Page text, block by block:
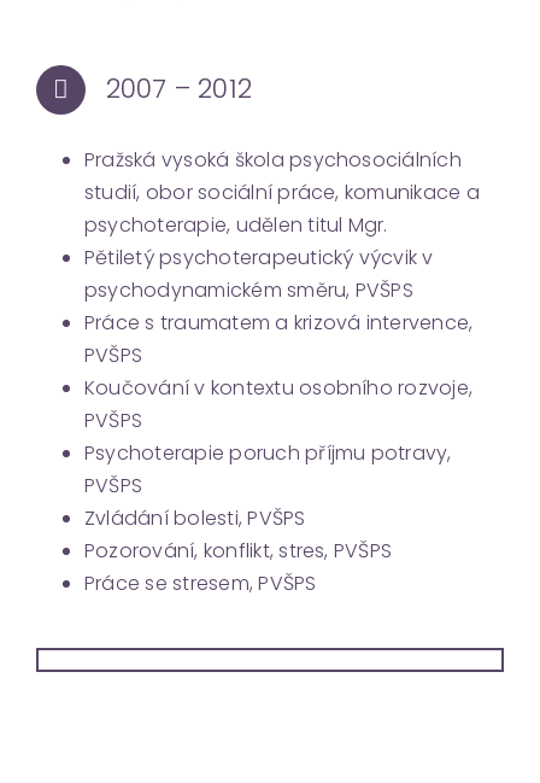
2007 – 2012
Pražská vysoká škola psychosociálních
studií, obor sociální práce, komunikace a
psychoterapie, udělen titul Mgr.
Pětiletý psychoterapeutický výcvik v
psychodynamickém směru, PVŠPS
Práce s traumatem a krizová intervence,
PVŠPS
Koučování v kontextu osobního rozvoje,
PVŠPS
Psychoterapie poruch příjmu potravy,
PVŠPS
Zvládání bolesti, PVŠPS
Pozorování, konflikt, stres, PVŠPS
Práce se stresem, PVŠPS